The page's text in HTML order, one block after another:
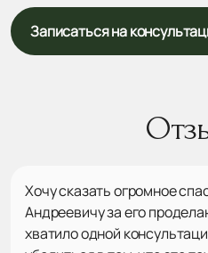
Записаться на
Хочу сказать огромное
Андреевичу за его
хватило одной